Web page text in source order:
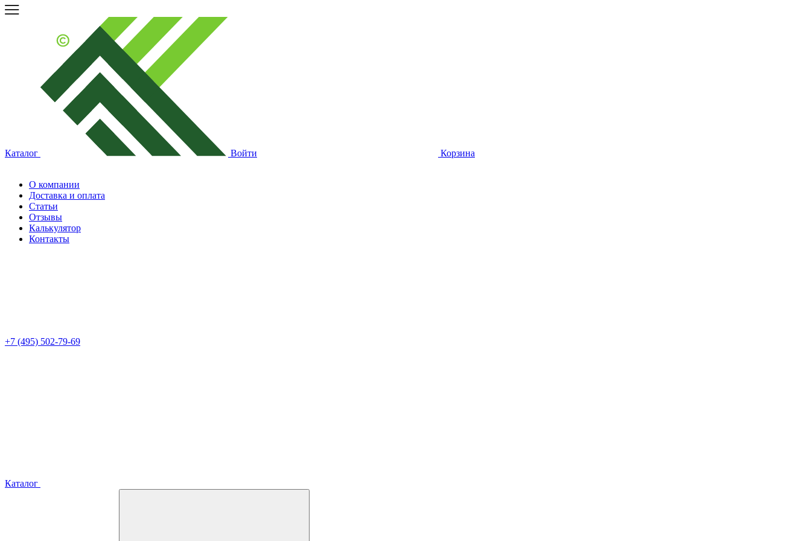
Каталог Войти Корзина
О компании
Доставка и оплата
Статьи
Отзывы
Калькулятор
Контакты
+7 (495) 502-79-69
Каталог